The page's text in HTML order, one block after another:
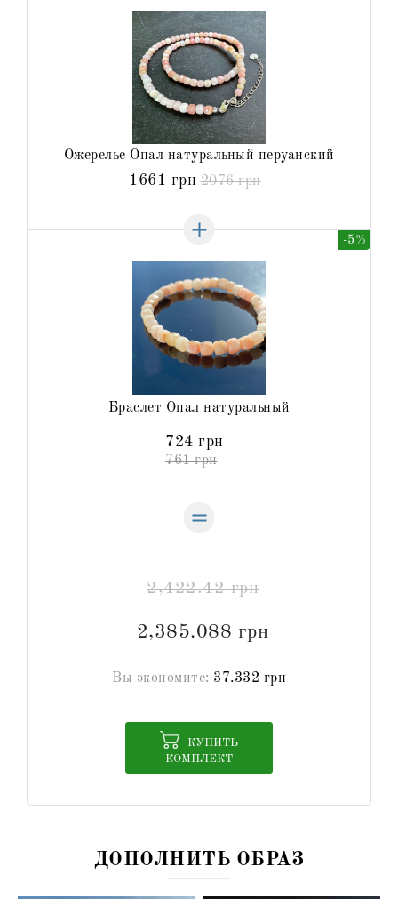
1661 грн 2076 грн
Ожерелье Опал натуральный перуанский
-5%
Браслет Опал натуральный
724 грн
761 грн
2,422.42 грн
2,385.088 грн
Вы экономите: 37.332 грн
КОМПЛЕКТ
ДОПОЛНИТЬ ОБРАЗ